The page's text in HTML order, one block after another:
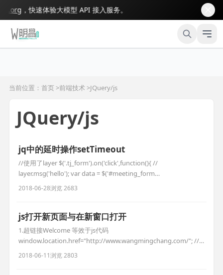
，快速体验大模型 API 接入服务。
当前位置：首页 >前端技术 >JQuery/js
JQuery/js
jq中的延时操作setTimeout
//使用了layer $('.tj_form').on('click',function(){ //
layer.msg('hello'); var data = $('#meeting_form
input').serializeArray(); $.ajax({ type:'post',
url:'__APP__/default/tj_meeting.h
2018-06-28浏览 2683
js打开新页面与在新窗口打开
1.超链接Welcome 等效于js代码
window.location.href="http://www.wangmingchang.com/"; //
在同当前窗口中打开窗口 2.超链接Welcome 等效于js代码
window.open("http://www.wangmingchang.com/"); //在另外新
2018-06-11浏览 2803